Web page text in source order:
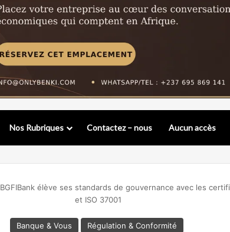
Nos Rubriques Contactez – nous Aucun accès
BGFIBank élève ses standards de gouvernance avec les
et ISO 37001
Banque & Vous Régulation & Conformité